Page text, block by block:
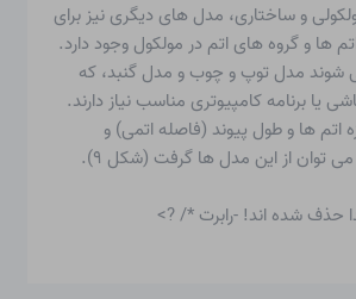
و ساختاری، مدل های دیگری نیز برای
ها و گروه های اتم در مولکول وجود دارد.
شوند مدل توپ و چوب و مدل گنبد، که
یا برنامه کامپیوتری مناسب نیاز دارند.
اتم ها و طول پیوند (فاصله اتمی) و
می توان از این مدل ها گرفت (شکل ۹).
شده اند! -رابرت */ ?>